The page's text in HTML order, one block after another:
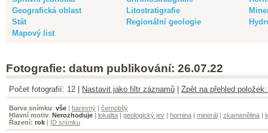
Geografická oblast
Litostratigrafie
Stát
Regionální geologie
Mapový list
Fotografie: datum publikování: 26.07.22
Počet fotografií: 12 | Nastavit jako filtr záznamů Zpět na přehled
Barva snímku: vše | barevný | černobílý
Hlavní motiv: Nerozhoduje | lokalita | geologický jev | hornina | minerál | zkamenělina |
Řazení: rok | ID snímku